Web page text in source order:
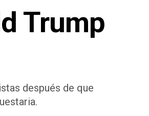
Trump
después de que